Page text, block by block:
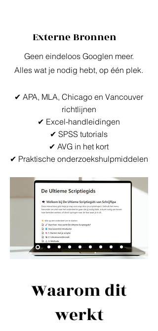
Externe Bronnen
Geen eindeloos Googlen meer.
Alles wat je nodig hebt, op één plek.
✔ APA, MLA, Chicago en Vancouver
richtlijnen
✔ Excel-handleidingen
✔ SPSS tutorials
✔ AVG in het kort
✔ Praktische onderzoekshulpmiddelen
Waarom dit
werkt